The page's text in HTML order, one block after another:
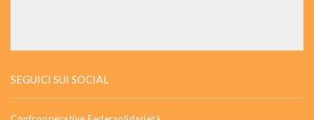
SEGUICI SUI SOCIAL